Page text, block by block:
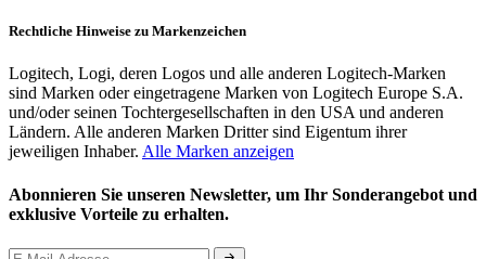
Rechtliche Hinweise zu Markenzeichen
Logitech, Logi, deren Logos und alle anderen Logitech-Marken
sind Marken oder eingetragene Marken von Logitech Europe S.A.
und/oder seinen Tochtergesellschaften in den USA und anderen
Ländern. Alle anderen Marken Dritter sind Eigentum ihrer
jeweiligen Inhaber. Alle Marken anzeigen
Abonnieren Sie unseren Newsletter, um Ihr Sonderangebot und
exklusive Vorteile zu erhalten.